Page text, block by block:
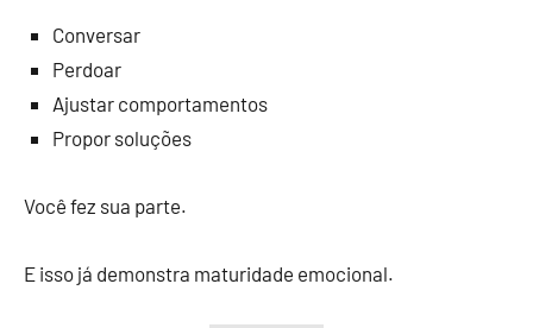
Conversar
Perdoar
Ajustar comportamentos
Propor soluções
Você fez sua parte.
E isso já demonstra maturidade emocional.